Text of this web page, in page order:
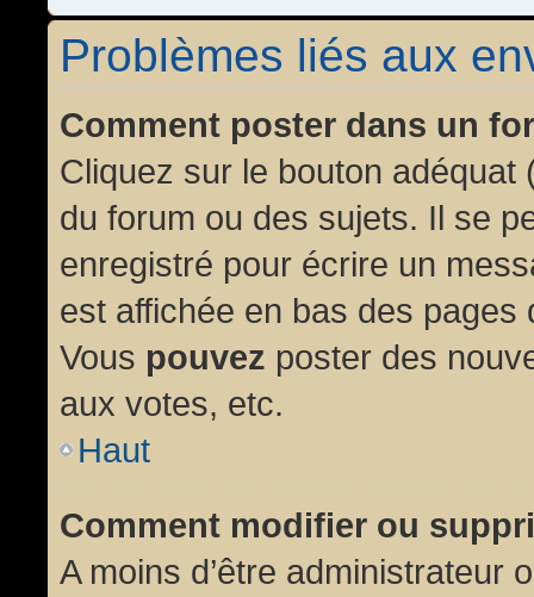
Problèmes liés aux
Comment poster dans un
Cliquez sur le bouton
du forum ou des sujets. Il se
enregistré pour écrire un
est affichée en bas des
Vous pouvez poster des
aux votes, etc.
Haut
Comment modifier ou
A moins d’être administrateur